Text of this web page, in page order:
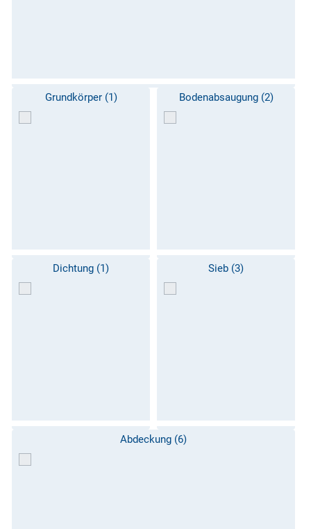
Grundkörper (1) Bodenabsaugung (2)
Dichtung (1) Sieb (3)
Abdeckung (6)